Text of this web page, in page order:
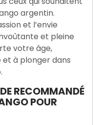
argentin.
et l’envie
et pleine
votre âge,
et à plonger dans
RECOMMANDÉ
POUR